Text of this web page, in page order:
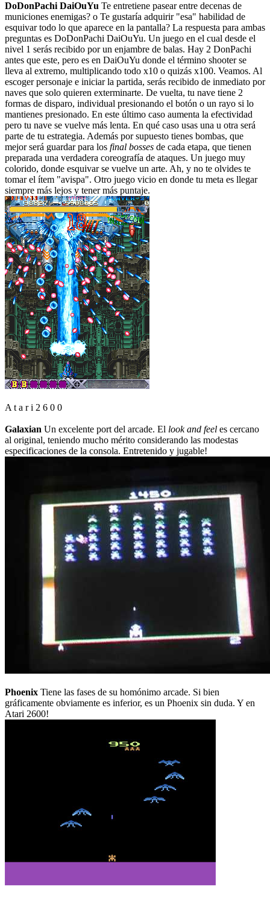
DoDonPachi DaiOuYu Te entretiene pasear entre decenas de
municiones enemigas? o Te gustaría adquirir "esa" habilidad de
esquivar todo lo que aparece en la pantalla? La respuesta para ambas
preguntas es DoDonPachi DaiOuYu. Un juego en el cual desde el
nivel 1 serás recibido por un enjambre de balas. Hay 2 DonPachi
antes que este, pero es en DaiOuYu donde el término shooter se
lleva al extremo, multiplicando todo x10 o quizás x100. Veamos. Al
escoger personaje e iniciar la partida, serás recibido de inmediato por
naves que solo quieren exterminarte. De vuelta, tu nave tiene 2
formas de disparo, individual presionando el botón o un rayo si lo
mantienes presionado. En este último caso aumenta la efectividad
pero tu nave se vuelve más lenta. En qué caso usas una u otra será
parte de tu estrategia. Además por supuesto tienes bombas, que
mejor será guardar para los final bosses de cada etapa, que tienen
preparada una verdadera coreografía de ataques. Un juego muy
colorido, donde esquivar se vuelve un arte. Ah, y no te olvides te
tomar el ítem "avispa". Otro juego vicio en donde tu meta es llegar
siempre más lejos y tener más puntaje.
A t a r i 2 6 0 0
Galaxian Un excelente port del arcade. El look and feel es cercano
al original, teniendo mucho mérito considerando las modestas
especificaciones de la consola. Entretenido y jugable!
Phoenix Tiene las fases de su homónimo arcade. Si bien
gráficamente obviamente es inferior, es un Phoenix sin duda. Y en
Atari 2600!